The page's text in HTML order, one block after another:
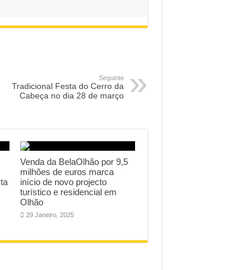
Seguinte
Tradicional Festa do Cerro da
Cabeça no dia 28 de março
Venda da BelaOlhão por 9,5
milhões de euros marca
início de novo projecto
turístico e residencial em
Olhão
29 Janeiro, 2025